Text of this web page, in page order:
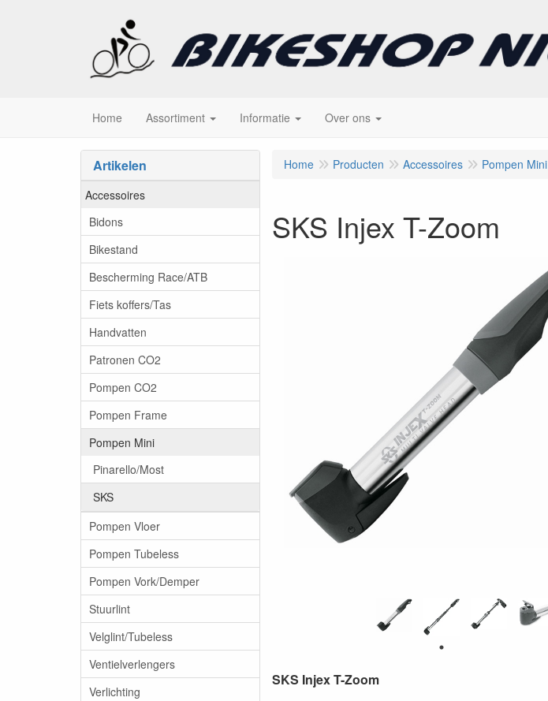
Home Assortiment Informatie Over ons
Artikelen
Accessoires
Bidons
Bikestand
Bescherming Race/ATB
Fiets koffers/Tas
Handvatten
Patronen CO2
Pompen CO2
Pompen Frame
Pompen Mini
Pinarello/Most
SKS
Pompen Vloer
Pompen Tubeless
Pompen Vork/Demper
Stuurlint
Velglint/Tubeless
Ventielverlengers
Verlichting
Home Producten Accessoires Pompen Mini
SKS Injex T-Zoom
SKS Injex T-Zoom